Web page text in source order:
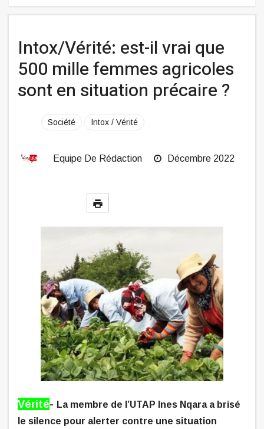
Intox/Vérité: est-il vrai que
500 mille femmes agricoles
sont en situation précaire ?
Société Intox / Vérité
Equipe De Rédaction Décembre 2022
Vérité- La membre de l’UTAP Ines Nqara a brisé
le silence pour alerter contre une situation